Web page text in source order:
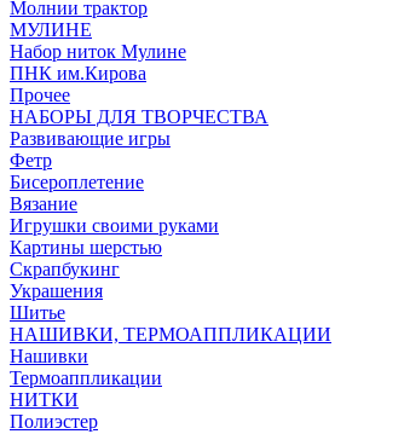
Молнии трактор
МУЛИНЕ
Набор ниток Мулине
ПНК им.Кирова
Прочее
НАБОРЫ ДЛЯ ТВОРЧЕСТВА
Развивающие игры
Фетр
Бисероплетение
Вязание
Игрушки своими руками
Картины шерстью
Скрапбукинг
Украшения
Шитье
НАШИВКИ, ТЕРМОАППЛИКАЦИИ
Нашивки
Термоаппликации
НИТКИ
Полиэстер